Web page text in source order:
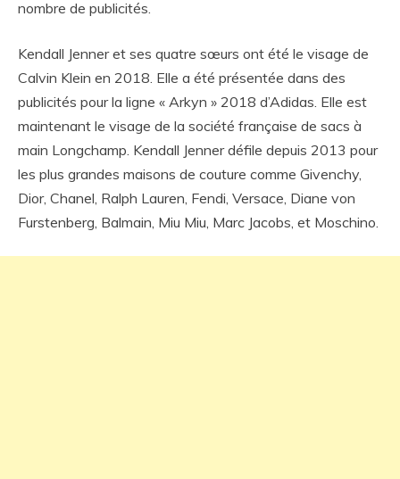
nombre de publicités.
Kendall Jenner et ses quatre sœurs ont été le visage de
Calvin Klein en 2018. Elle a été présentée dans des
publicités pour la ligne « Arkyn » 2018 d’Adidas. Elle est
maintenant le visage de la société française de sacs à
main Longchamp. Kendall Jenner défile depuis 2013 pour
les plus grandes maisons de couture comme Givenchy,
Dior, Chanel, Ralph Lauren, Fendi, Versace, Diane von
Furstenberg, Balmain, Miu Miu, Marc Jacobs, et Moschino.